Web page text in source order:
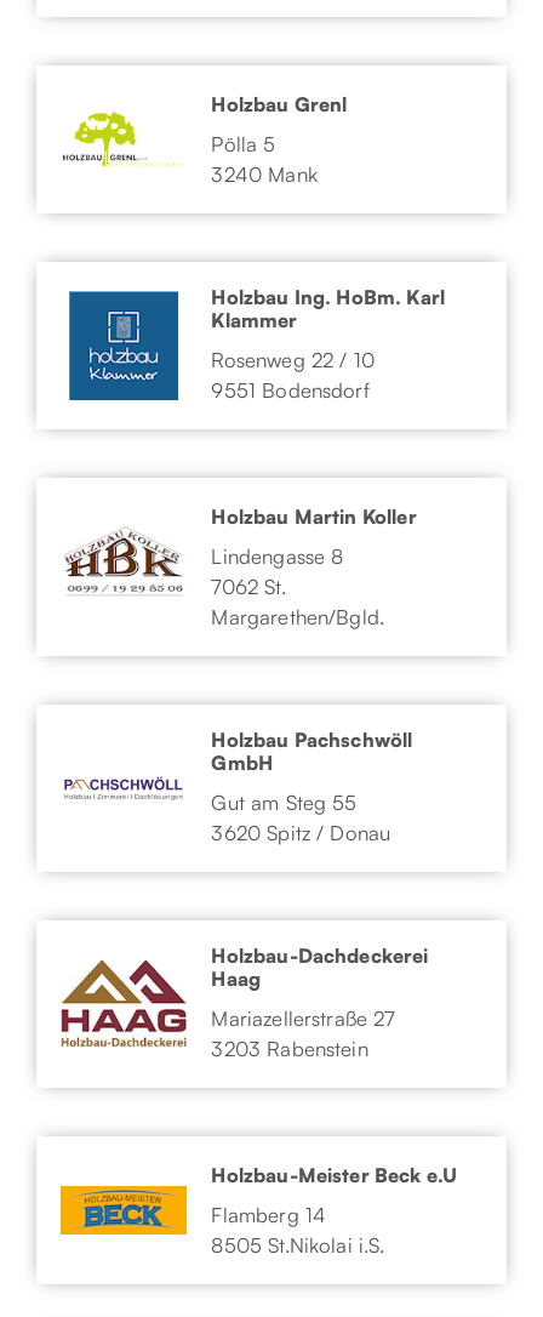
Holzbau Grenl
Pölla 5
3240 Mank
Holzbau Ing. HoBm. Karl
Klammer
Rosenweg 22 / 10
9551 Bodensdorf
Holzbau Martin Koller
Lindengasse 8
7062 St.
Margarethen/Bgld.
Holzbau Pachschwöll
GmbH
Gut am Steg 55
3620 Spitz / Donau
Holzbau-Dachdeckerei
Haag
Mariazellerstraße 27
3203 Rabenstein
Holzbau-Meister Beck e.U
Flamberg 14
8505 St.Nikolai i.S.